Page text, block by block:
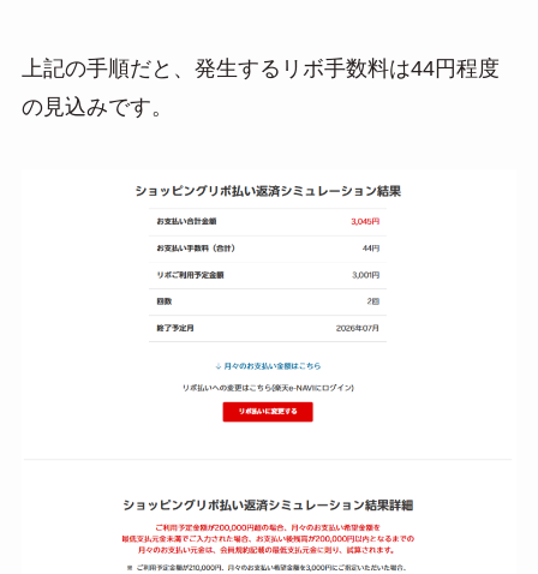
上記の手順だと、発生するリボ手数料は44円程度
の見込みです。